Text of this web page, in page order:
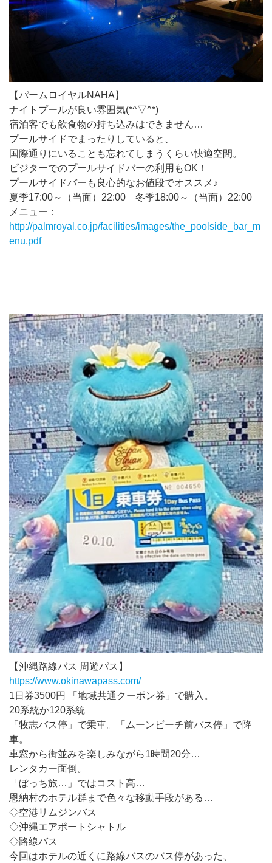
【パームロイヤルNAHA】
ナイトプールが良い雰囲気(*^▽^*)
宿泊客でも飲食物の持ち込みはできません…
プールサイドでまったりしていると、
国際通りにいることも忘れてしまうくらい快適空間。
ビジターでのプールサイドバーの利用もOK！
プールサイドバーも良心的なお値段でオススメ♪
夏季17:00～（当面）22:00 冬季18:00～（当面）22:00
メニュー：
http://palmroyal.co.jp/facilities/images/the_poolside_bar_m
enu.pdf
【沖縄路線バス 周遊パス】
https://www.okinawapass.com/
1日券3500円 「地域共通クーポン券」で購入。
20系統か120系統
「牧志バス停」で乗車。「ムーンビーチ前バス停」で降
車。
車窓から街並みを楽しみながら1時間20分…
レンタカー面倒。
「ぼっち旅…」ではコスト高…
恩納村のホテル群まで色々な移動手段がある…
◇空港リムジンバス
◇沖縄エアポートシャトル
◇路線バス
今回はホテルの近くに路線バスのバス停があった、